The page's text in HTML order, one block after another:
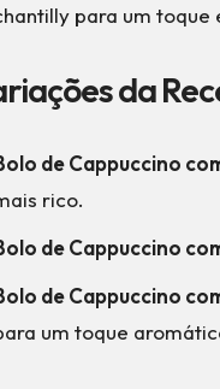
para um toque
da
de Cappuccino
rico.
de Cappuccino
de Cappuccino
um toque